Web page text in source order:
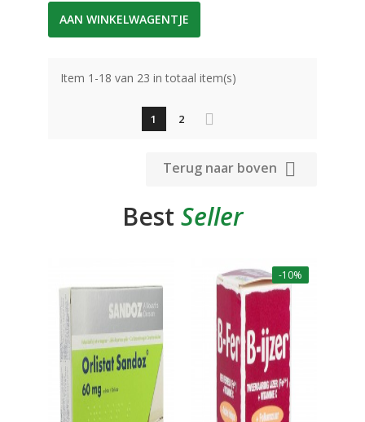
AAN WINKELWAGENTJE
Item 1-18 van 23 in totaal item(s)
1 2
Terug naar boven 
Best Seller
-10%